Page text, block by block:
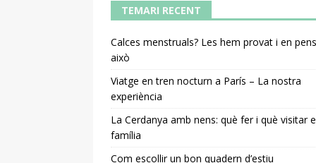
TEMARI RECENT
Calces menstruals? Les hem provat i en
això
Viatge en tren nocturn a París – La nostra
experiència
La Cerdanya amb nens: què fer i què visitar
família
Com escollir un bon quadern d’estiu